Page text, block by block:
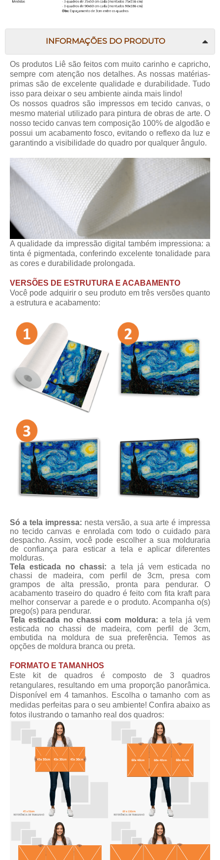
INFORMAÇÕES DO PRODUTO
Os produtos Liêsão feitos com muito carinho e capricho,
sempre com atenção nos detalhes. As nossas matérias-
primas são de excelente qualidade e durabilidade. Tudo
isso para deixar o seu ambiente ainda mais lindo!
Os nossos quadros são impressos em tecido canvas, o
mesmo material utilizado para pintura de obras de arte. O
nosso tecido canvas tem composição 100% de algodão e
possui um acabamento fosco, evitando o reflexo da luz e
garantindo a visibilidade do quadro por qualquer ângulo.
A qualidade da impressão digital também impressiona: a
tinta é pigmentada, conferindo excelente tonalidade para
as cores e durabilidade prolongada.
VERSÕES DE ESTRUTURA E ACABAMENTO
Você pode adquirir o seu produto em três versões quanto
a estrutura e acabamento:
Só a tela impressa: nesta versão, a sua arte é impressa
no tecido canvas e enrolada com todo o cuidado para
despacho. Assim, você pode escolher a sua molduraria
de confiança para esticar a tela e aplicar diferentes
molduras.
Tela esticada no chassi: a tela já vem esticada no
chassi de madeira, com perfil de 3cm, presa com
grampos de alta pressão, pronta para pendurar. O
acabamento traseiro do quadro é feito com fita kraft para
melhor conservar a parede e o produto. Acompanha o(s)
prego(s) para pendurar.
Tela esticada no chassi com moldura: a tela já vem
esticada no chassi de madeira, com perfil de 3cm,
embutida na moldura de sua preferência. Temos as
opções de moldura branca ou preta.
FORMATO E TAMANHOS
Este kit de quadros é composto de 3 quadros
retangulares, resultando em uma proporção panorâmica.
Disponível em 4 tamanhos. Escolha o tamanho com as
medidas perfeitas para o seu ambiente! Confira abaixo as
fotos ilustrando o tamanho real dos quadros: